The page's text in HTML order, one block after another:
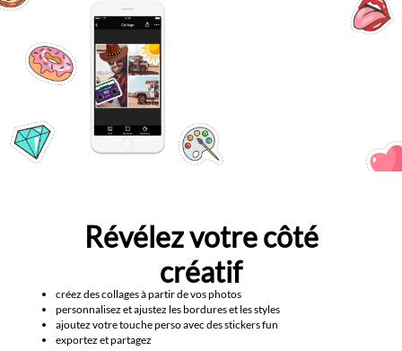
Révélez votre côté
créatif
créez des collages à partir de vos photos
personnalisez et ajustez les bordures et les styles
ajoutez votre touche perso avec des stickers fun
exportez et partagez